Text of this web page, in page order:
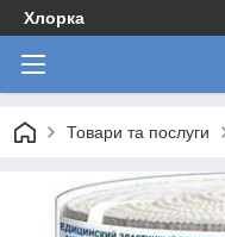
Хлорка
Товари та послуги